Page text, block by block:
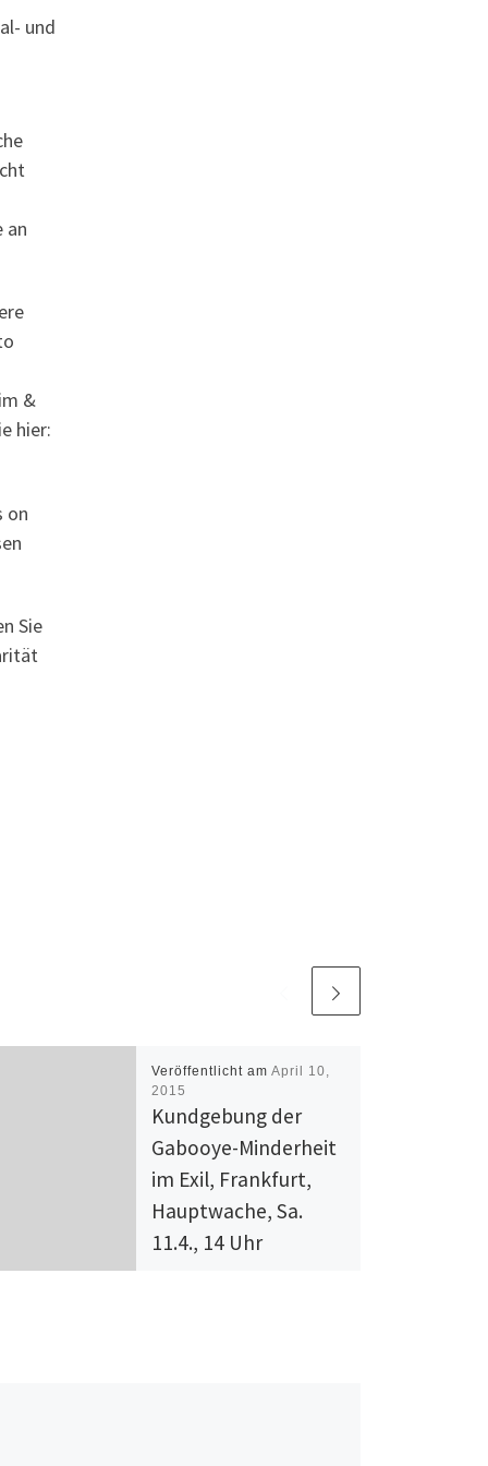
und
an
&
hier:
on
Sie
Veröffentlicht am April 10,
2015
Kundgebung der
Gabooye-Minderheit
im Exil, Frankfurt,
Hauptwache, Sa.
11.4., 14 Uhr